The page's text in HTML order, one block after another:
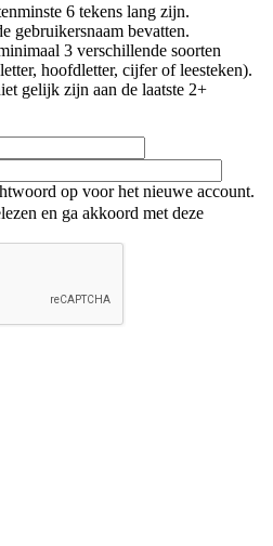
6 tekens lang zijn.
gebruikersnaam bevatten.
3 verschillende soorten
hoofdletter, cijfer of leesteken).
gelijk zijn aan de laatste 2+
op voor het nieuwe account.
en ga akkoord met deze